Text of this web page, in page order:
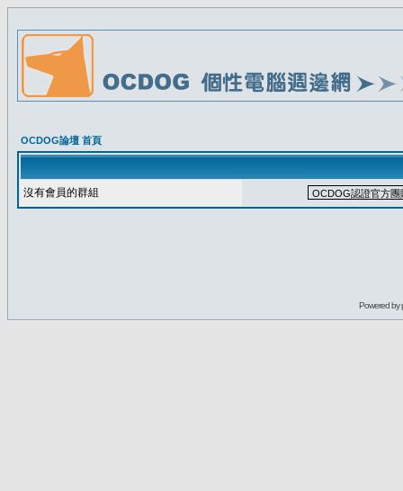
OCDOG論壇 首頁
沒有會員的群組
Powered by